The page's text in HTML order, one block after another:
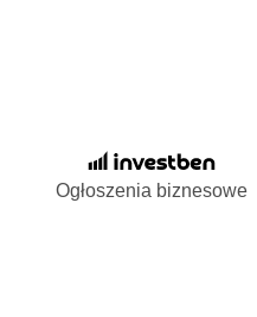
Ogłoszenia biznesowe